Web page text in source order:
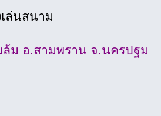
ล่นสนาม
ล้ม อ.สามพราน จ.นครปฐม